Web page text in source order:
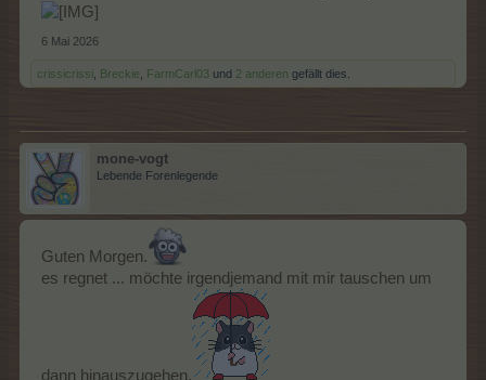
6 Mai 2026
crissicrissi Breckie FarmCarl03 und 2 anderen gefällt dies.
mone-vogt
Lebende Forenlegende
Guten Morgen.
es regnet ... möchte irgendjemand mit mir tauschen um
dann hinauszugehen.